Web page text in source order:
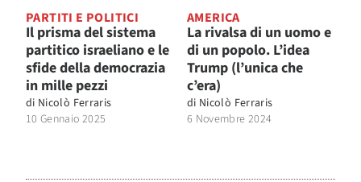
PARTITI E POLITICI
Il prisma del sistema
partitico israeliano e le
sfide della democrazia
in mille pezzi
di Nicolò Ferraris
10 Gennaio 2025
AMERICA
La rivalsa di un uomo e
di un popolo. L’idea
Trump (l’unica che
c’era)
di Nicolò Ferraris
6 Novembre 2024